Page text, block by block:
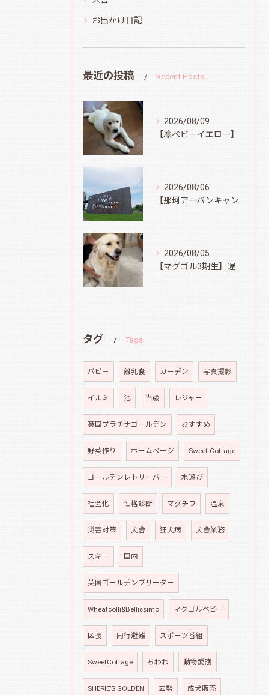
お出かけ日記
最近の投稿 Recent Posts
2026/08/09
2026/08/06
2026/08/05
タグ Tags
パピ－ 離乳食 ガーデン 写真撮影
イルミ 池 当歳 レジャー
英国プラチナゴールデン おすすめ
野菜作り ホームページ Sweet Cottage
ゴールデンレトリーバー 水遊び
社会化 性格診断 マグチワ 温泉
災害対策 犬舎 狂犬病 犬舎業務
スキー 国内
英国ゴールデンブリーダー
Wheatcolli&Bellissimo マグゴルベビー
区長 同行避難 スポーツ番組
SweetCottage ちわわ 動物愛護
SHERIE’S GOLDEN 去勢 成犬販売